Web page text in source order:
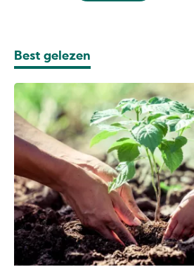
Best gelezen